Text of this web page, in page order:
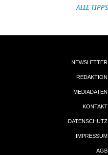
ALLE TIPPS
NEWSLETTER
REDAKTION
MEDIADATEN
KONTAKT
DATENSCHUTZ
IMPRESSUM
AGB